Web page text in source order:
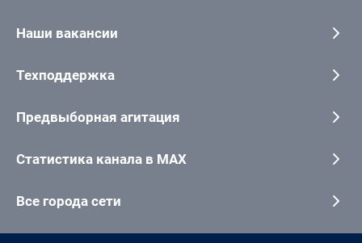
Наши вакансии
Техподдержка
Предвыборная агитация
Статистика канала в MAX
Все города сети